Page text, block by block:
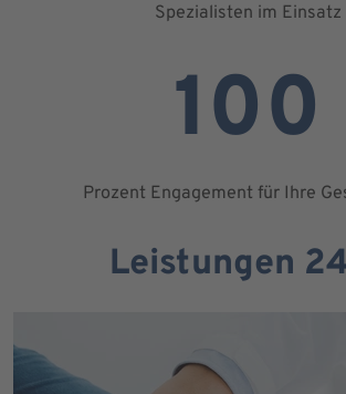
Spezialisten im Einsatz
100
Prozent Engagement für Ihre
Leistungen